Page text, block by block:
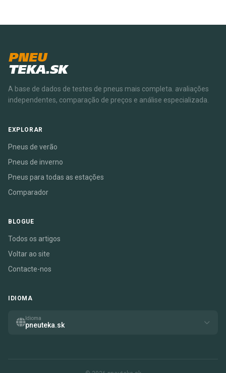
PNEU
TEKA.SK
A base de dados de testes de pneus mais completa. avaliações
independentes, comparação de preços e análise especializada.
EXPLORAR
Pneus de verão
Pneus de inverno
Pneus para todas as estações
Comparador
BLOGUE
Todos os artigos
Voltar ao site
Contacte-nos
IDIOMA
Idioma
pneuteka.sk